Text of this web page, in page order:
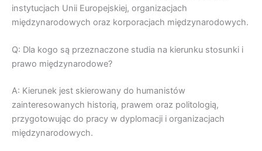
instytucjach Unii Europejskiej, organizacjach
międzynarodowych oraz korporacjach międzynarodowych.
Q: Dla kogo są przeznaczone studia na kierunku stosunki i
prawo międzynarodowe?
A: Kierunek jest skierowany do humanistów
zainteresowanych historią, prawem oraz politologią,
przygotowując do pracy w dyplomacji i organizacjach
międzynarodowych.